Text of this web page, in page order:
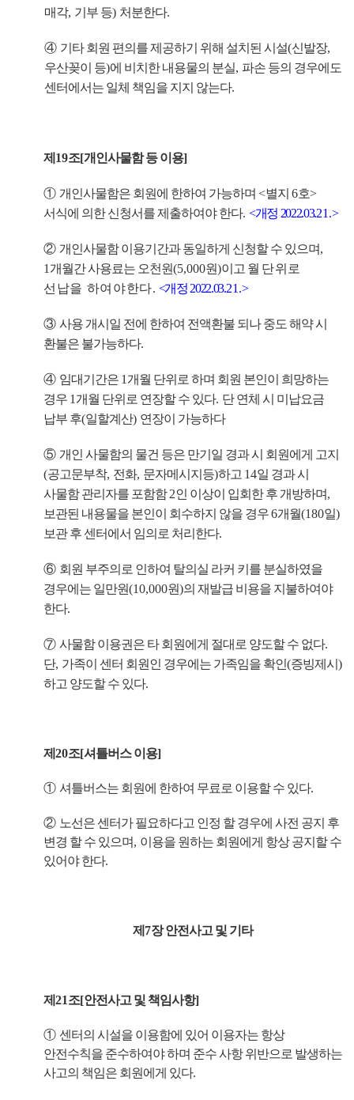
매각, 기부 등) 처분한다.
④ 기타 회원 편의를 제공하기 위해 설치된 시설(신발장,
우산꽂이 등)에 비치한 내용물의 분실, 파손 등의 경우에도
센터에서는 일체 책임을 지지 않는다.
제 19조[개인사물함 등 이용]
① 개인사물함은 회원에 한하여 가능하며 <별지 6호>
서식에 의한 신청서를 제출하여야 한다. <개정 2022.03.21.>
② 개인사물함 이용기간과 동일하게 신청할 수 있으며,
1 개월간 사용료는 오천원(5,000원)이고 월 단위로
선납을 하여야한다. <개정 2022.03.21.>
③ 사용 개시일 전에 한하여 전액환불 되나 중도 해약 시
환불은 불가능하다.
④ 임대기간은 1 개월 단위로 하며 회원 본인이 희망하는
경우 1 개월 단위로 연장할 수 있다. 단 연체 시 미납요금
납부 후(일할계산) 연장이 가능하다
⑤ 개인 사물함의 물건 등은 만기일 경과 시 회원에게 고지
(공고문부착, 전화, 문자메시지등)하고 14일 경과 시
사물함 관리자를 포함함2인 이상이 입회한 후 개방하며,
보관된 내용물을 본인이 회수하지 않을 경우6개월(180일)
보관 후 센터에서 임의로 처리한다.
⑥ 회원 부주의로 인하여 탈의실 라커 키를 분실하였을
경우에는 일만원(10,000원)의 재발급 비용을 지불하여야
한다.
⑦ 사물함 이용권은 타 회원에게 절대로 양도할 수 없다.
단, 가족이 센터 회원인 경우에는 가족임을 확인(증빙제시 )
하고 양도할 수 있다.
제 20조[셔틀버스 이용]
① 셔틀버스는 회원에 한하여 무료로 이용할 수 있다.
② 노선은 센터가 필요하다고 인정 할 경우에 사전 공지 후
변경 할 수 있으며, 이용을 원하는 회원에게 항상 공지할 수
있어야 한다.
제 7장 안전사고 및 기타
제 21조[안전사고 및 책임사항]
① 센터의 시설을 이용함에 있어 이용자는 항상
안전수칙을 준수하여야 하며 준수 사항 위반으로 발생하는
사고의 책임은 회원에게 있다.